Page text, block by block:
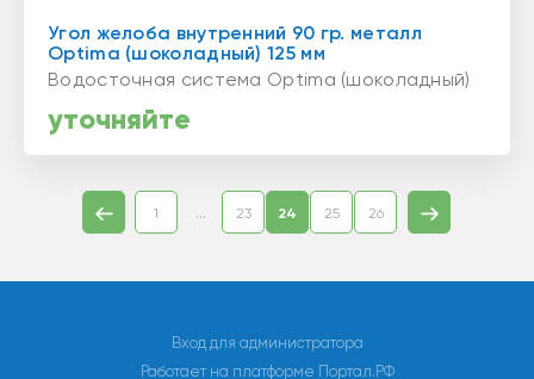
Угол желоба внутренний 90 гр. металл
Optima (шоколадный) 125 мм
Водосточная система Optima (шоколадный)
уточняйте
1 ... 23 24 25 26
Вход для администратора
Работает на платформе Портал.РФ